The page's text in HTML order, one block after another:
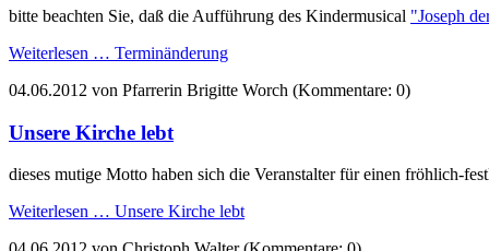
bitte beachten Sie, daß die Aufführung des Kindermusical "Joseph
Weiterlesen … Terminänderung
04.06.2012 von Pfarrerin Brigitte Worch (Kommentare: 0)
Unsere Kirche lebt
dieses mutige Motto haben sich die Veranstalter für einen fröhlich-
Weiterlesen … Unsere Kirche lebt